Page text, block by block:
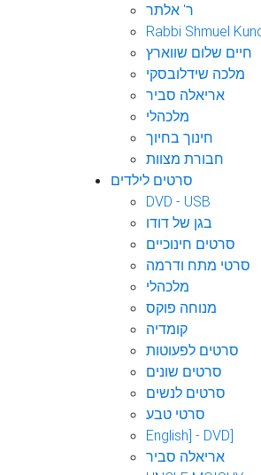
ר' אלתר
Rabbi Shmuel
חיים שלום שווארץ
מלכה שידלובסקי
אריאלה סביר
מלכהלי
חינוך בחיוך
חבורת מצוות
סרטים לילדים
DVD - USB
בגן של דודו
סרטים חינוכיים
סרטי מתח ודרמה
מלכהלי
מנוחה פוקס
קומדיה
סרטים לפעוטות
סרטים שונים
סרטים לנשים
סרטי טבע
English] - DVD]
אריאלה סביר